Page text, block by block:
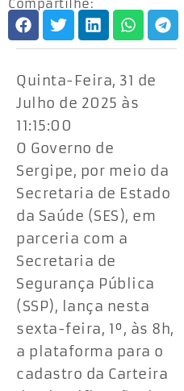
Compartilhe:
Quinta-Feira, 31 de
Julho de 2025 às
11:15:00
O Governo de
Sergipe, por meio da
Secretaria de Estado
da Saúde (SES), em
parceria com a
Secretaria de
Segurança Pública
(SSP), lança nesta
sexta-feira, 1º, às 8h,
a plataforma para o
cadastro da Carteira